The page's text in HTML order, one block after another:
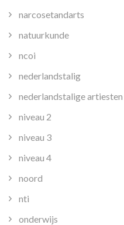
narcosetandarts
natuurkunde
ncoi
nederlandstalig
nederlandstalige artiesten
niveau 2
niveau 3
niveau 4
noord
nti
onderwijs